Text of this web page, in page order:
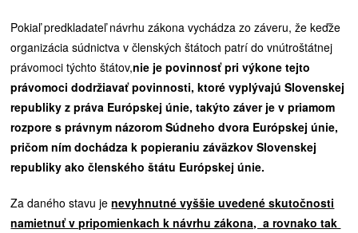
Pokiaľ predkladateľ návrhu zákona vychádza zo záveru, že keďže
organizácia súdnictva v členských štátoch patrí do vnútroštátnej
právomoci týchto štátov,nie je povinnosť pri výkone tejto
právomoci dodržiavať povinnosti, ktoré vyplývajú Slovenskej
republiky z práva Európskej únie, takýto záver je v priamom
rozpore s právnym názorom Súdneho dvora Európskej únie,
pričom ním dochádza k popieraniu záväzkov Slovenskej
republiky ako členského štátu Európskej únie.
Za daného stavu jenevyhnutné vyššie uvedené skutočnosti
namietnuť v pripomienkach k návrhu zákona, a rovnako tak